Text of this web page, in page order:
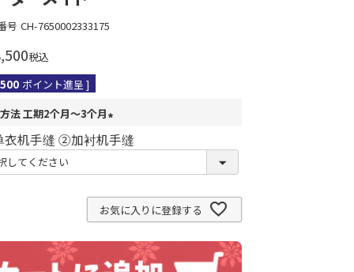
号 CH-7650002333175
税込
ポイント進呈 ]
法 工期2个月～3个月
(
必
須
机手缝 ②加衬机手缝
お気に入りに登録する